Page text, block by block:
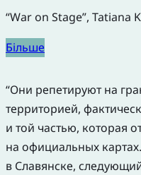
“War on Stage”, Tatiana
Більше
“Они репетируют на
территорией,
и той частью, которая
на официальных
в Славянске,